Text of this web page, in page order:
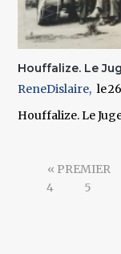
Houffalize. Le
ReneDislaire
Houffalize. Le
« PREMIER
4
5